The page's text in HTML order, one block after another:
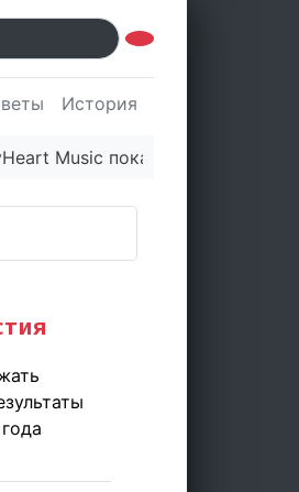
История
пример этичного